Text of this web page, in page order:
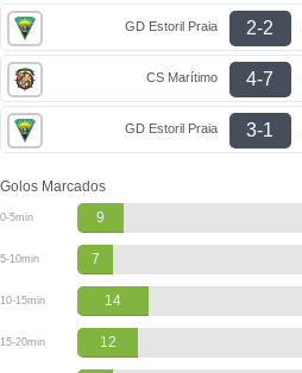
GD Estoril Praia 2-2
CS Marítimo 4-7
GD Estoril Praia 3-1
Golos Marcados
0-5min 9
5-10min 7
10-15min 14
15-20min 12